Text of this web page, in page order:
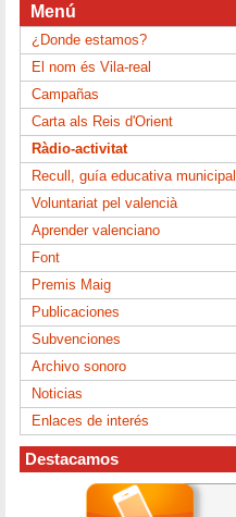
Menú
¿Donde estamos?
El nom és Vila-real
Campañas
Carta als Reis d'Orient
Ràdio-activitat
Recull, guía educativa municipal
Voluntariat pel valencià
Aprender valenciano
Font
Premis Maig
Publicaciones
Subvenciones
Archivo sonoro
Noticias
Enlaces de interés
Destacamos